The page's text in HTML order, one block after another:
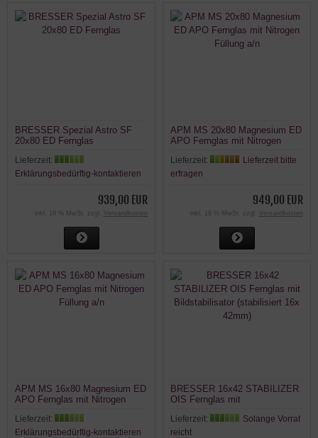
BRESSER Spezial Astro SF
20x80 ED Fernglas
Lieferzeit:
Erklärungsbedürftig-kontaktieren
939,00 EUR
inkl. 19 % MwSt. zzgl. Versandkosten
APM MS 20x80 Magnesium ED
APO Fernglas mit Nitrogen
Lieferzeit:
Lieferzeit bitte
erfragen
949,00 EUR
inkl. 19 % MwSt. zzgl. Versandkosten
APM MS 16x80 Magnesium ED
APO Fernglas mit Nitrogen
Lieferzeit:
Erklärungsbedürftig-kontaktieren
BRESSER 16x42 STABILIZER
OIS Fernglas mit
42mm)
Lieferzeit:
Solange Vorrat
reicht